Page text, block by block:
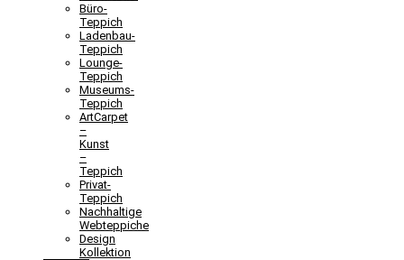
Büro-
Teppich
Ladenbau-
Teppich
Lounge-
Teppich
Museums-
Teppich
ArtCarpet
–
Kunst
–
Teppich
Privat-
Teppich
Nachhaltige
Webteppiche
Design
Kollektion